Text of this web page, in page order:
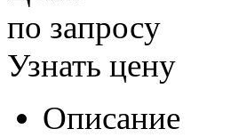
по запросу
Узнать цену
Описание